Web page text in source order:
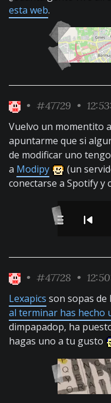
esta web.
• #47729 •
Vuelvo un momentito
apuntarme que si
de modificar uno
a Modipy
(un
conectarse a Spotify y
• #47728 •
Lexapics son sopas de
al terminar has hecho
dimpapadop, ha
hagas uno a tu gusto